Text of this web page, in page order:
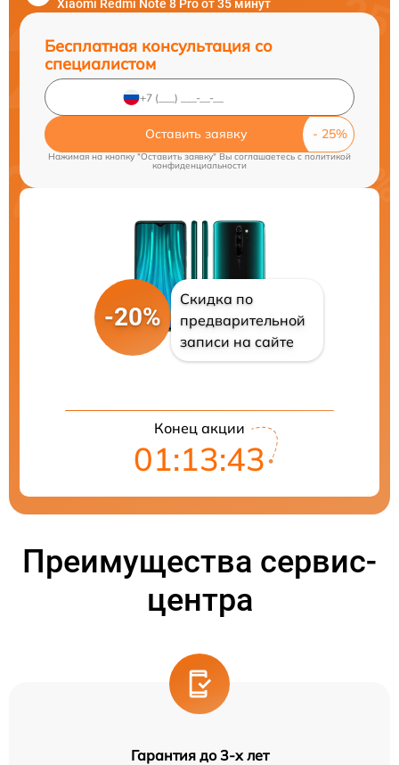
Xiaomi Redmi Note 8 Pro от 35 минут
Бесплатная консультация со
специалистом
Оставить заявку
Нажимая на кнопку "Оставить заявку" Вы соглашаетесь cполитикой
конфиденциальности
-20%
Скидка по
предварительной
записи на сайте
Конец акции
01:13:42
Преимущества сервис-
центра
Гарантия до 3-х лет